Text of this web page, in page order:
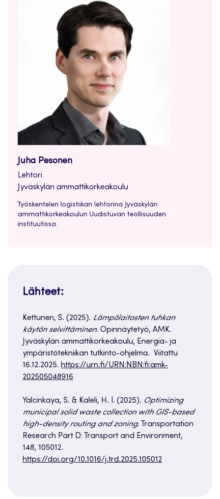
Juha Pesonen
Lehtori
Jyväskylän ammattikorkeakoulu
Työskentelen logistiikan lehtorina Jyväskylän
ammattikorkeakoulun Uudistuvan teollisuuden
instituutissa.
Lähteet:
Kettunen, S. (2025). Lämpölaitosten tuhkan
käytön selvittäminen. Opinnäytetyö, AMK.
Jyväskylän ammattikorkeakoulu, Energia- ja
ympäristötekniikan tutkinto-ohjelma. Viitattu
16.12.2025. https://urn.fi/URN:NBN:fi:amk-
202505048916
Yalcinkaya, S. & Kaleli, H. İ. (2025). Optimizing
municipal solid waste collection with GIS-based
high-density routing and zoning. Transportation
Research Part D: Transport and Environment,
148, 105012.
https://doi.org/10.1016/j.trd.2025.105012